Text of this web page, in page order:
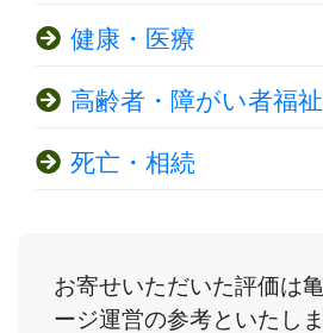
健康・医療
高齢者・障がい者福祉
死亡・相続